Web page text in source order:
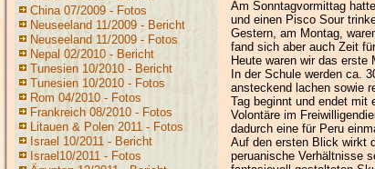
China 07/2009 - Fotos
Neuseeland 11/2009 - Bericht
Neuseeland 11/2009 - Fotos
Nepal 02/2010 - Bericht
Tunesien 10/2010 - Bericht
Tunesien 10/2010 - Fotos
Rom 04/2010 - Fotos
Frankreich 08/2010 - Fotos
Litauen & Polen 2011 - Fotos
Israel 10/2011 - Bericht
Israel10/2011 - Fotos
Am Sonntagvormittag
und einen Pisco Sour
Gestern, am Montag,
fand sich aber auch Zeit
Heute waren wir das erste
In der Schule werden ca.
ansteckend lachen sowie
Tag beginnt und endet mit
Volontäre im
dadurch eine für Peru
Auf den ersten Blick wirkt
peruanische Verhältnisse